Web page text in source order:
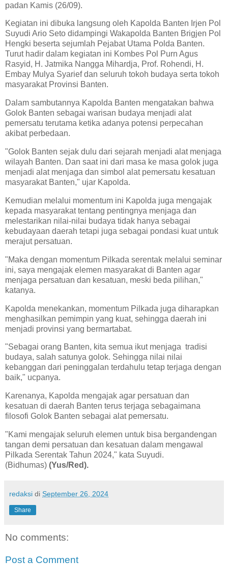
padan Kamis (26/09).
Kegiatan ini dibuka langsung oleh Kapolda Banten Irjen Pol
Suyudi Ario Seto didampingi Wakapolda Banten Brigjen Pol
Hengki beserta sejumlah Pejabat Utama Polda Banten.
Turut hadir dalam kegiatan ini Kombes Pol Purn Agus
Rasyid, H. Jatmika Nangga Mihardja, Prof. Rohendi, H.
Embay Mulya Syarief dan seluruh tokoh budaya serta tokoh
masyarakat Provinsi Banten.
Dalam sambutannya Kapolda Banten mengatakan bahwa
Golok Banten sebagai warisan budaya menjadi alat
pemersatu terutama ketika adanya potensi perpecahan
akibat perbedaan.
"Golok Banten sejak dulu dari sejarah menjadi alat menjaga
wilayah Banten. Dan saat ini dari masa ke masa golok juga
menjadi alat menjaga dan simbol alat pemersatu kesatuan
masyarakat Banten," ujar Kapolda.
Kemudian melalui momentum ini Kapolda juga mengajak
kepada masyarakat tentang pentingnya menjaga dan
melestarikan nilai-nilai budaya tidak hanya sebagai
kebudayaan daerah tetapi juga sebagai pondasi kuat untuk
merajut persatuan.
"Maka dengan momentum Pilkada serentak melalui seminar
ini, saya mengajak elemen masyarakat di Banten agar
menjaga persatuan dan kesatuan, meski beda pilihan,"
katanya.
Kapolda menekankan, momentum Pilkada juga diharapkan
menghasilkan pemimpin yang kuat, sehingga daerah ini
menjadi provinsi yang bermartabat.
"Sebagai orang Banten, kita semua ikut menjaga tradisi
budaya, salah satunya golok. Sehingga nilai nilai
kebanggan dari peninggalan terdahulu tetap terjaga dengan
baik," ucpanya.
Karenanya, Kapolda mengajak agar persatuan dan
kesatuan di daerah Banten terus terjaga sebagaimana
filosofi Golok Banten sebagai alat pemersatu.
"Kami mengajak seluruh elemen untuk bisa bergandengan
tangan demi persatuan dan kesatuan dalam mengawal
Pilkada Serentak Tahun 2024," kata Suyudi.
(Bidhumas) (Yus/Red).
redaksi di September 26, 2024
Share
No comments:
Post a Comment